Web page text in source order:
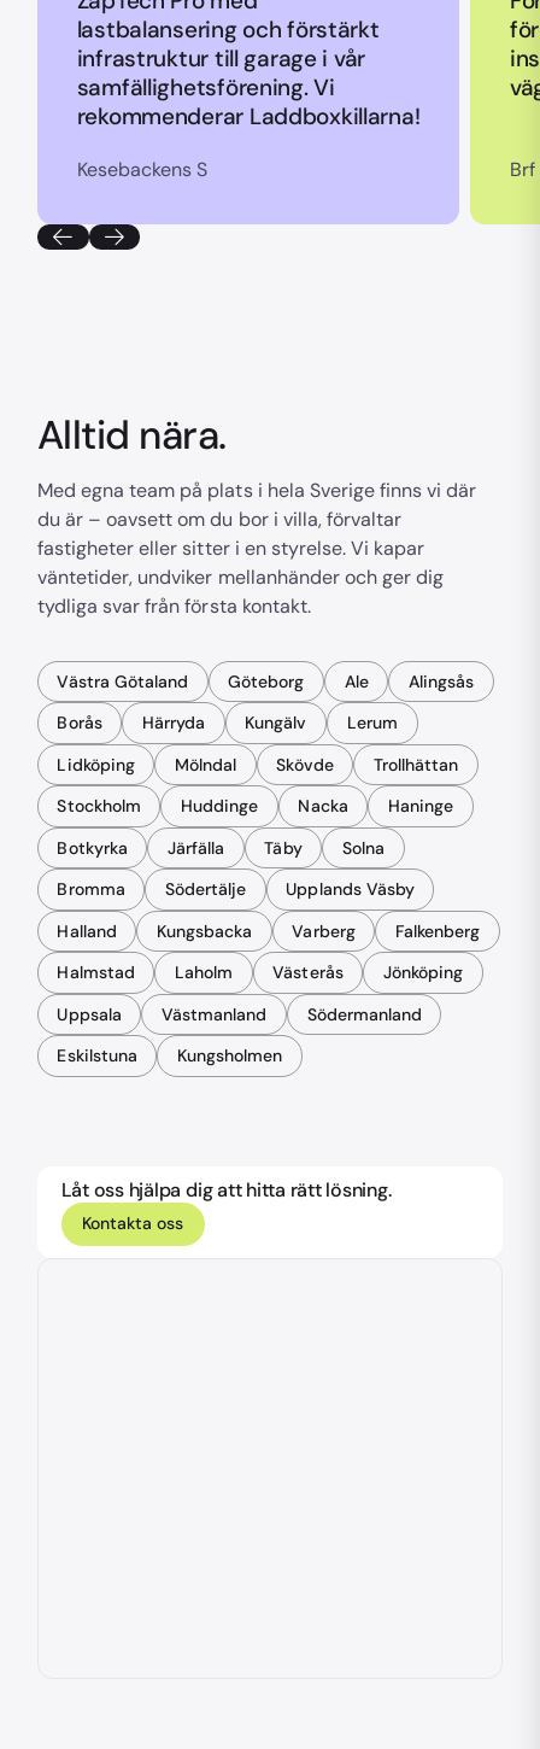
lastbalansering och förstärkt
infrastruktur till garage i vår
samfällighetsförening. Vi
rekommenderar Laddboxkillarna!
Kesebackens S Brf
Alltid nära.
Med egna team på plats i hela Sverige finns vi där
du är – oavsett om du bor i villa, förvaltar
fastigheter eller sitter i en styrelse. Vi kapar
väntetider, undviker mellanhänder och ger dig
tydliga svar från första kontakt.
Västra Götaland Göteborg Ale
Alingsås
Borås
Härryda Kungälv
Lerum
Lidköping
Mölndal Skövde
Trollhättan
Stockholm
Huddinge Nacka
Haninge
Botkyrka
Järfälla Täby
Solna
Bromma
Södertälje
Upplands Väsby
Halland
Kungsbacka Varberg
Falkenberg
Halmstad
Laholm Västerås
Jönköping
Uppsala
Västmanland
Södermanland
Eskilstuna
Kungsholmen
Låt oss hjälpa dig att hitta rätt lösning.
Kontakta oss